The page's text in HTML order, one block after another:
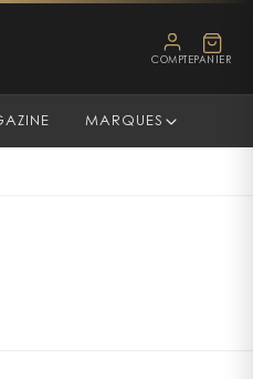
COMPTE PANIER
MARQUES